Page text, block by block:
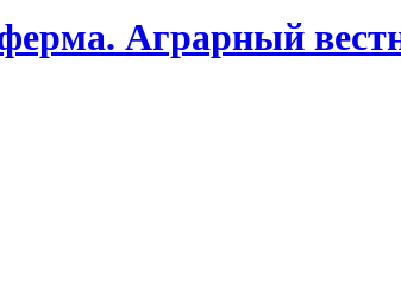
Аграрный